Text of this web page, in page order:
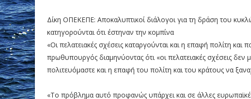
Δίκη ΟΠΕΚΕΠΕ: Αποκαλυπτικοί διάλογοι για τη δράση του
κατηγορούνται ότι έστηναν την κομπίνα
«Οι πελατειακές σχέσεις καταργούνται και η επαφή πολίτη και
πρωθυπουργός διαμηνύοντας ότι «οι πελατειακές σχέσεις
πολιτευόμαστε και η επαφή του πολίτη και του κράτους να
«Το πρόβλημα αυτό προφανώς υπάρχει και σε άλλες